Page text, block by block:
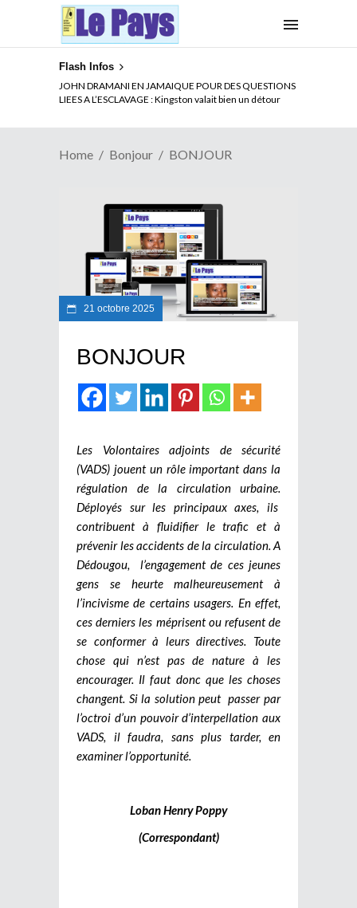
Flash Infos
JOHN DRAMANI EN JAMAIQUE POUR DES QUESTIONS
LIEES A L’ESCLAVAGE : Kingston valait bien un détour
Home Bonjour BONJOUR
21 octobre 2025
BONJOUR
Les Volontaires adjoints de sécurité
(VADS) jouent un rôle important dans la
régulation de la circulation urbaine.
Déployés sur les principaux axes, ils
contribuent à fluidifier le trafic et à
prévenir les accidents de la circulation. A
Dédougou, l’engagement de ces jeunes
gens se heurte malheureusement à
l’incivisme de certains usagers. En effet,
ces derniers les méprisent ou refusent de
se conformer à leurs directives. Toute
chose qui n’est pas de nature à les
encourager. Il faut donc que les choses
changent. Si la solution peut passer par
l’octroi d’un pouvoir d’interpellation aux
VADS, il faudra, sans plus tarder, en
examiner l’opportunité.
Loban Henry Poppy
(Correspondant)